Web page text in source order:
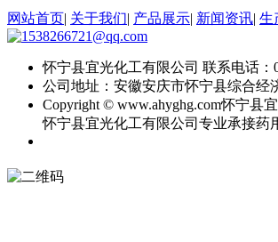
网站首页 关于我们 产品展示 新闻资讯 生
怀宁县宜光化工有限公司 联系电话：
公司地址：安徽安庆市怀宁县综合经
Copyright © www.ahyghg.com怀宁县
怀宁县宜光化工有限公司专业承接药